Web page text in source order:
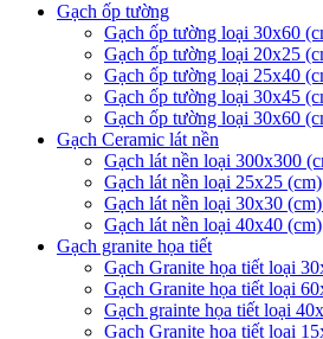
Gạch ốp tường
Gạch ốp tường loại 30x60
Gạch ốp tường loại 20x25
Gạch ốp tường loại 25x40
Gạch ốp tường loại 30x45
Gạch ốp tường loại 30x60
Gạch Ceramic lát nền
Gạch lát nền loại 300x300
Gạch lát nền loại 25x25 (cm)
Gạch lát nền loại 30x30
Gạch lát nền loại 40x40 (cm)
Gạch granite họa tiết
Gạch Granite họa tiết loại
Gạch Granite họa tiết loại
Gạch grainte họa tiết loại
Gạch Granite họa tiết loại